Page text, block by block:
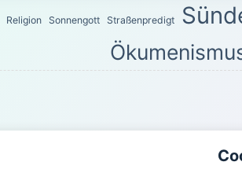
Religion Sonnengott Straßenpredigt